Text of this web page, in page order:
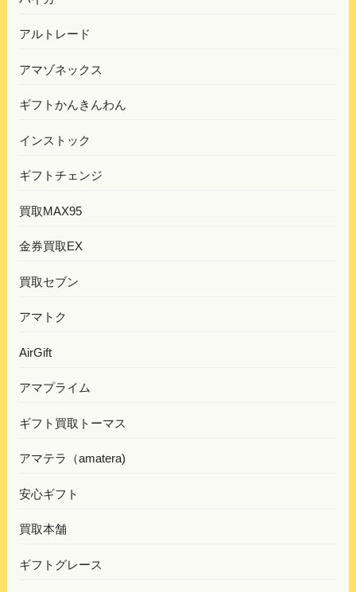
アルトレード
アマゾネックス
ギフトかんきんわん
インストック
ギフトチェンジ
買取MAX95
金券買取EX
買取セブン
アマトク
AirGift
アマプライム
ギフト買取トーマス
アマテラ（amatera)
安心ギフト
買取本舗
ギフトグレース